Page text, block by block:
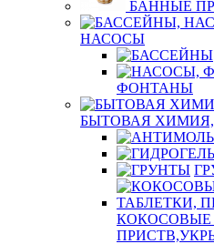
БАННЫЕ
НАСОСЫ
ФОНТАНЫ
БЫТОВАЯ ХИМИЯ,
КОКОСОВЫЕ